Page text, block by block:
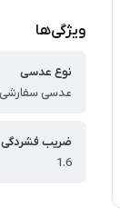
ویژگی‌ها
نوع عدسی
ضریب فشردگی
1.6